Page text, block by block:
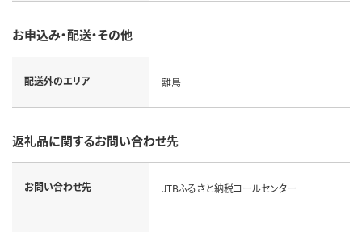
お申込み・配送・その他
配送外のエリア 離島
返礼品に関するお問い合わせ先
お問い合わせ先 JTBふるさと納税コールセンター